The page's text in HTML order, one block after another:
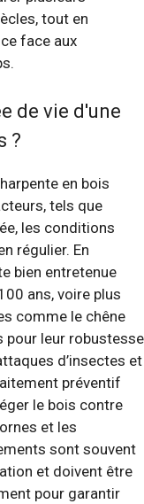
tout en
face aux
de vie d'une
?
en bois
tels que
les conditions
régulier. En
bien entretenue
ans, voire plus
comme le chêne
pour leur robustesse
d’insectes et
préventif
le bois contre
et les
sont souvent
et doivent être
pour garantir